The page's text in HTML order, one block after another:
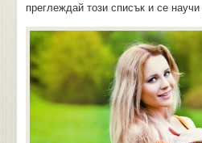
преглеждай този списък и се научи